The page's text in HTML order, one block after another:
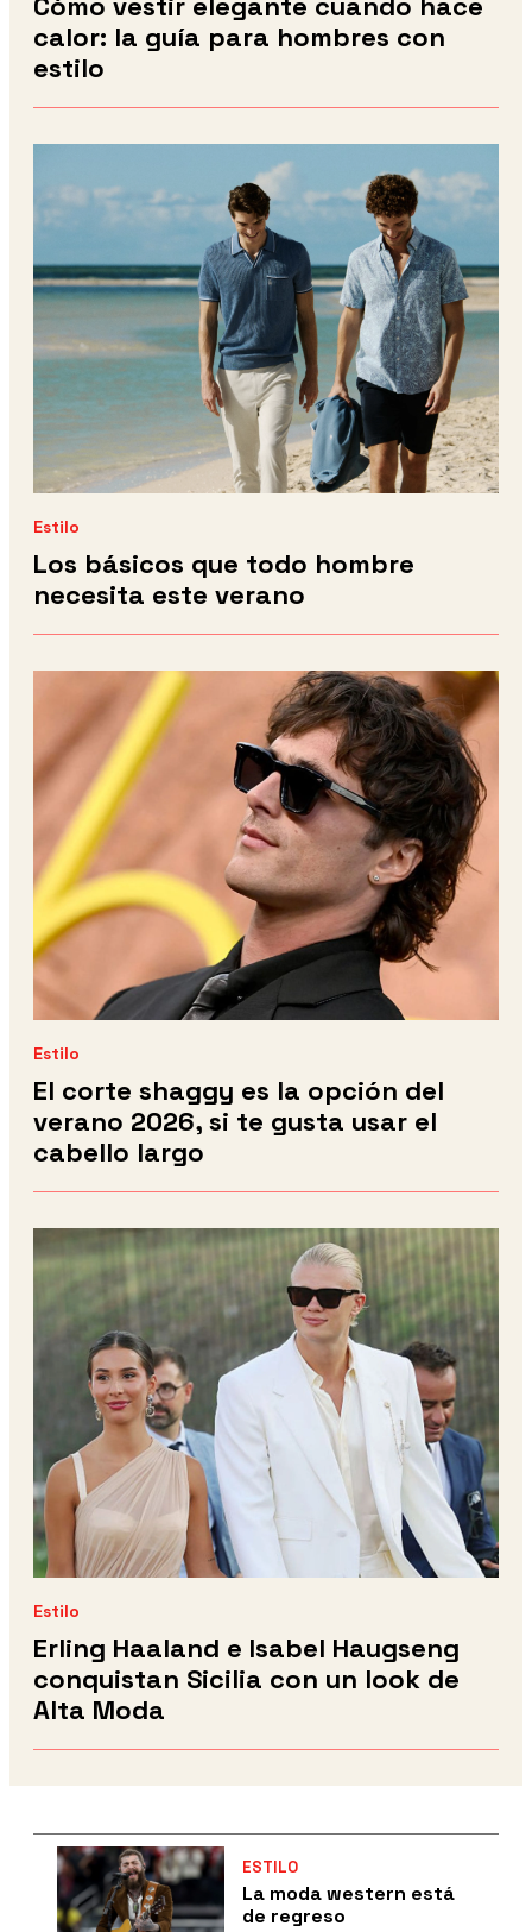
calor: la guía para hombres con
estilo
Estilo
Los básicos que todo hombre
necesita este verano
Estilo
El corte shaggy es la opción del
verano 2026, si te gusta usar el
cabello largo
Estilo
Erling Haaland e Isabel Haugseng
conquistan Sicilia con un look de
Alta Moda
ESTILO
La moda western está
de regreso